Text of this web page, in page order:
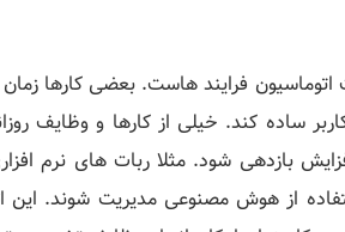
اتوماسیون فرایند هاست. بعضی کارها
ساده کند. خیلی از کارها و وظایف
بازدهی شود. مثلا ربات های نرم
از هوش مصنوعی مدیریت شوند. این